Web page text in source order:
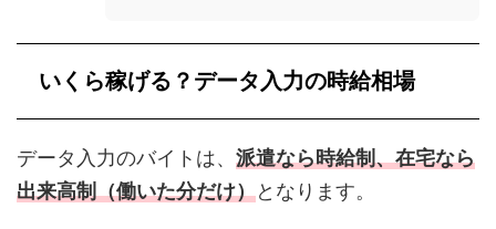
いくら稼げる？データ入力の時給相場
データ入力のバイトは、 派遣なら時給制、在宅なら
出来高制（働いた分だけ）となります。